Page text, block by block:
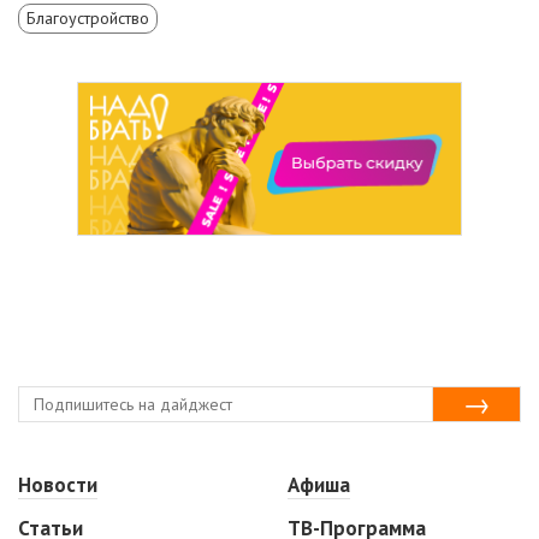
Благоустройство
Новости
Статьи
Афиша
ТВ-Программа